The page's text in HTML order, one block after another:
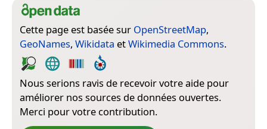
Cette page est basée sur OpenStreetMap,
GeoNames, Wikidata etWikimedia Commons.
Nous serions ravis de recevoir votre aide pour
améliorer nos sources de données ouvertes.
Merci pour votre contribution.